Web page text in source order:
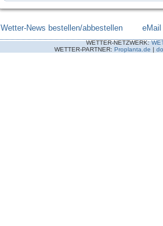
Wetter-News bestellen/abbestellen eMail
WETTER-NETZWERK:
WETTER-PARTNER: Proplanta.de |